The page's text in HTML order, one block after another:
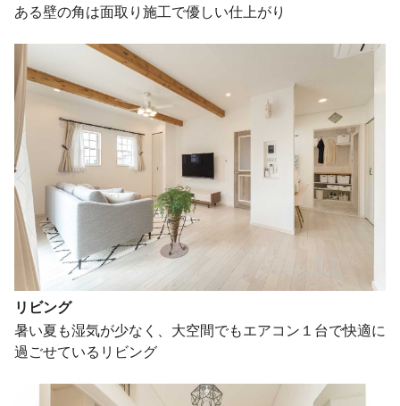
ある壁の角は面取り施工で優しい仕上がり
リビング
暑い夏も湿気が少なく、大空間でもエアコン１台で快適に
過ごせているリビング